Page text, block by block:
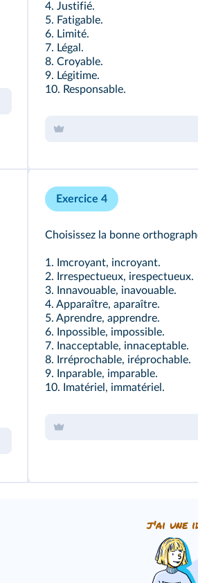
4. Justifié.
5. Fatigable.
6. Limité.
7. Légal.
8. Croyable.
9. Légitime.
10. Responsable.
Exercice 4
Choisissez la bonne
1. Imcroyant, incroyant.
2. Irrespectueux, irespectueux.
3. Innavouable, inavouable.
4. Apparaître, aparaître.
5. Aprendre, apprendre.
6. Inpossible, impossible.
7. Inacceptable, innaceptable.
8. Irréprochable, iréprochable.
9. Inparable, imparable.
10. Imatériel, immatériel.
j'ai une